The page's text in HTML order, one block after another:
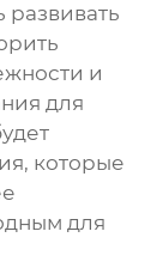
развивать
и
для
которые
для